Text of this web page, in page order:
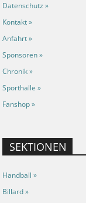
Datenschutz »
Kontakt »
Anfahrt »
Sponsoren »
Chronik »
Sporthalle »
Fanshop »
SEKTIONEN
Handball »
Billard »